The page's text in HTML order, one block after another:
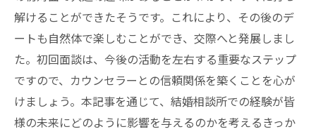
解けることができたそうです。これにより、その後のデ
ートも自然体で楽しむことができ、交際へと発展しまし
た。初回面談は、今後の活動を左右する重要なステップ
ですので、カウンセラーとの信頼関係を築くことを心が
けましょう。本記事を通じて、結婚相談所での経験が皆
様の未来にどのように影響を与えるのかを考えるきっか